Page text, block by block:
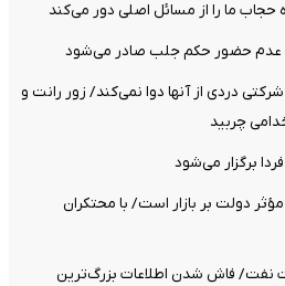
ما را از مسائل اصلی دور می‌کند
عدم حضور حکم جلب صادر می‌شود
دردی از آنها دوا نمی‌کند/ زور رانت و
چربید
برگزار می‌شود
مؤثر دولت بر بازار است/ با محتکران
نفت/ فاش شدن اطلاعات بزرگ‌ترین